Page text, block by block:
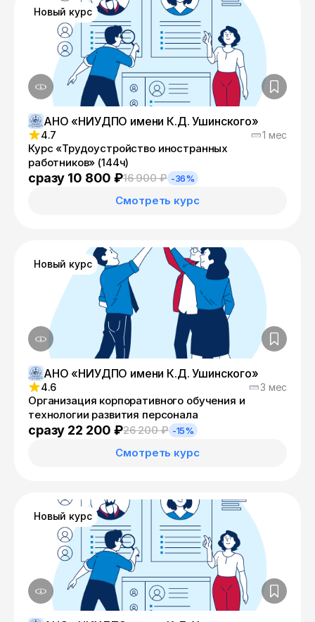
Новый курс
АНО «НИУДПО имени К.Д. Ушинского»
4.7 1 мес
Курс «Трудоустройство иностранных
работников» (144ч)
сразу 10 800 ₽16 900 ₽ -36%
Смотреть курс
Новый курс
АНО «НИУДПО имени К.Д. Ушинского»
4.6 3 мес
Организация корпоративного обучения и
технологии развития персонала
сразу 22 200 ₽26 200 ₽ -15%
Смотреть курс
Новый курс